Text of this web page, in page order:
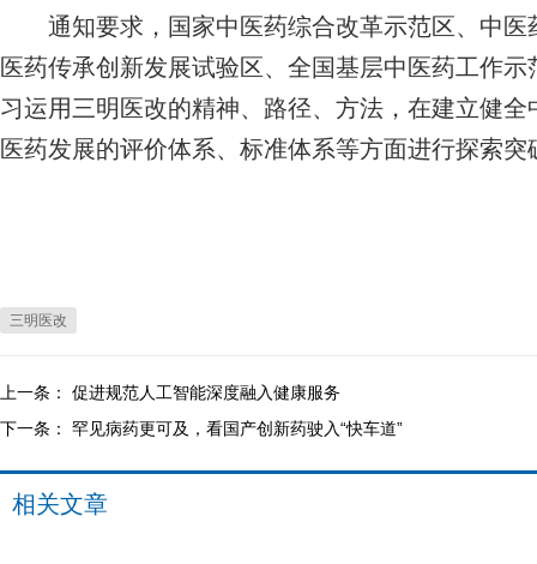
通知要求，国家中医药综合改革示范区、中医
医药传承创新发展试验区、全国基层中医药工作
习运用三明医改的精神、路径、方法，在建立健
医药发展的评价体系、标准体系等方面进行探索突
三明医改
上一条： 促进规范人工智能深度融入健康服务
下一条： 罕见病药更可及，看国产创新药驶入“快车道”
相关文章